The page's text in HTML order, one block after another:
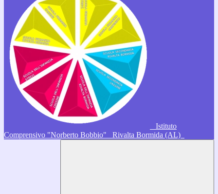
Istituto
Comprensivo "Norberto Bobbio"
Rivalta Bormida (AL)